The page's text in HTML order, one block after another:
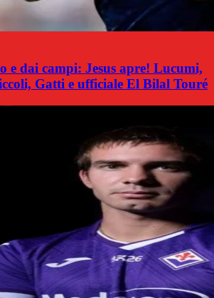
e dai campi: Jesus apre! Lucumi,
Gatti e ufficiale El Bilal Touré